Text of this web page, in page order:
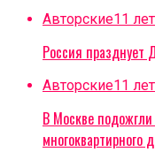
Авторские11
Россия празднует
Авторские11
В Москве
многоквартирного